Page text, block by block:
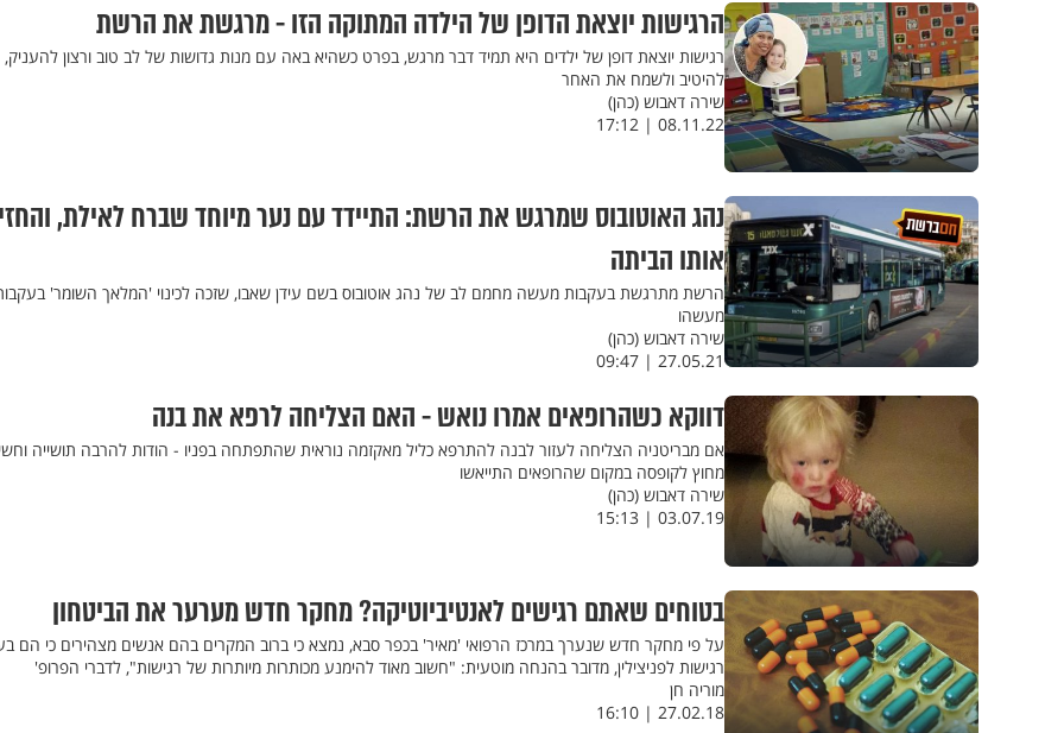
הרגישות יוצאת הדופן של הילדה המתוקה הזו - מרגשת את הרשת
רגישות יוצאת דופן של ילדים היא תמיד דבר מרגש, בפרט כשהיא באה עם מנות גדושות של לב טוב ורצון להעניק,
להיטיב ולשמח את האחר
שירה דאבוש (כהן)
08.11.22 | 17:12
נהג האוטובוס שמרגש את הרשת: התיידד עם נער מיוחד שברח לאילת,
אותו הביתה
הרשת מתרגשת בעקבות מעשה מחמם לב של נהג אוטובוס בשם עידן שאבו, שזכה לכינוי 'המלאך השומר'
מעשהו
שירה דאבוש (כהן)
27.05.21 | 09:47
דווקא כשהרופאים אמרו נואש - האם הצליחה לרפא את בנה
אם מבריטניה הצליחה לעזור לבנה להתרפא כליל מאקזמה נוראית שהתפתחה בפניו - הודות להרבה תושייה
מחוץ לקופסה במקום שהרופאים התייאשו
שירה דאבוש (כהן)
03.07.19 | 15:13
בטוחים שאתם רגישים לאנטיביוטיקה? מחקר חדש מערער את הביטחון
על פי מחקר חדש שנערך במרכז הרפואי 'מאיר' בכפר סבא, נמצא כי ברוב המקרים בהם אנשים מצהירים כי הם
רגישות לפניצילין, מדובר בהנחה מוטעית: "חשוב מאוד להימנע מכותרות מיותרות של רגישות", לדברי הפרופ'
מוריה חן
27.02.18 | 16:10